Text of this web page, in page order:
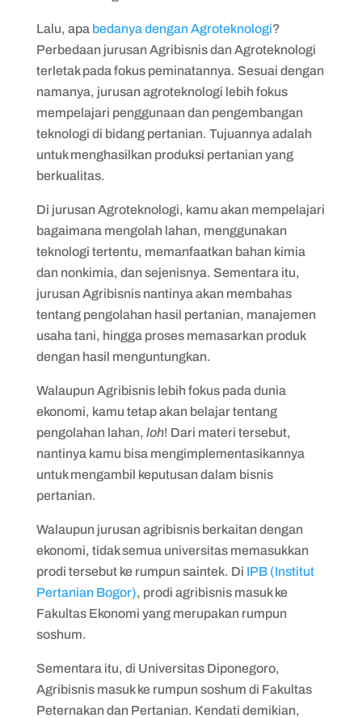
Lalu, apa bedanya dengan Agroteknologi?
Perbedaan jurusan Agribisnis dan Agroteknologi
terletak pada fokus peminatannya. Sesuai dengan
namanya, jurusan agroteknologi lebih fokus
mempelajari penggunaan dan pengembangan
teknologi di bidang pertanian. Tujuannya adalah
untuk menghasilkan produksi pertanian yang
berkualitas.
Di jurusan Agroteknologi, kamu akan mempelajari
bagaimana mengolah lahan, menggunakan
teknologi tertentu, memanfaatkan bahan kimia
dan nonkimia, dan sejenisnya. Sementara itu,
jurusan Agribisnis nantinya akan membahas
tentang pengolahan hasil pertanian, manajemen
usaha tani, hingga proses memasarkan produk
dengan hasil menguntungkan.
Walaupun Agribisnis lebih fokus pada dunia
ekonomi, kamu tetap akan belajar tentang
pengolahan lahan, loh! Dari materi tersebut,
nantinya kamu bisa mengimplementasikannya
untuk mengambil keputusan dalam bisnis
pertanian.
Walaupun jurusan agribisnis berkaitan dengan
ekonomi, tidak semua universitas memasukkan
prodi tersebut ke rumpun saintek. Di IPB (Institut
Pertanian Bogor), prodi agribisnis masuk ke
Fakultas Ekonomi yang merupakan rumpun
soshum.
Sementara itu, di Universitas Diponegoro,
Agribisnis masuk ke rumpun soshum di Fakultas
Peternakan dan Pertanian. Kendati demikian,